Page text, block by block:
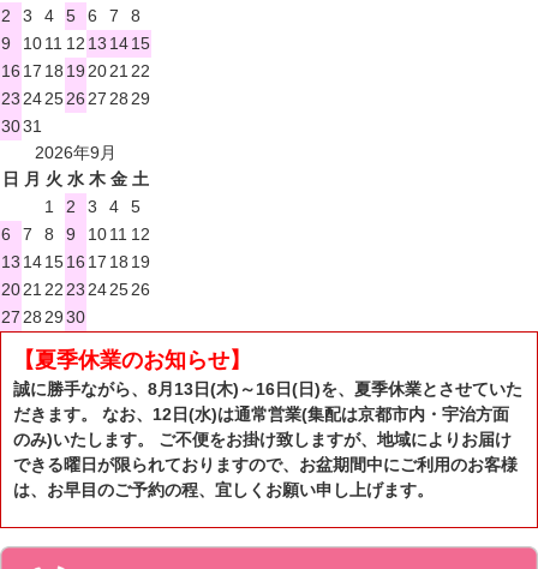
2 3 4 5 6 7
8
9
1011 12 13 1415
16 17 18 19 2021 22
23 242526 27 28 29
3031
2026年9月
日
月 火 水 木 金 土
1
2 3 4
5
6
7 8 9 1011 12
13 141516 17 18 19
2021 22 23 242526
27 28 2930
【夏季休業のお知らせ】
誠に勝手ながら、8月13日(木)～16日(日)を、夏季休業とさせていた
だきます。 なお、12日(水)は通常営業(集配は京都市内・宇治方面
のみ)いたします。 ご不便をお掛け致しますが、地域によりお届け
できる曜日が限られておりますので、お盆期間中にご利用のお客様
は、お早目のご予約の程、宜しくお願い申し上げます。